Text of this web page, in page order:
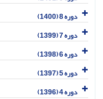
دوره 8 (1400)
دوره 7 (1399)
دوره 6 (1398)
دوره 5 (1397)
دوره 4 (1396)